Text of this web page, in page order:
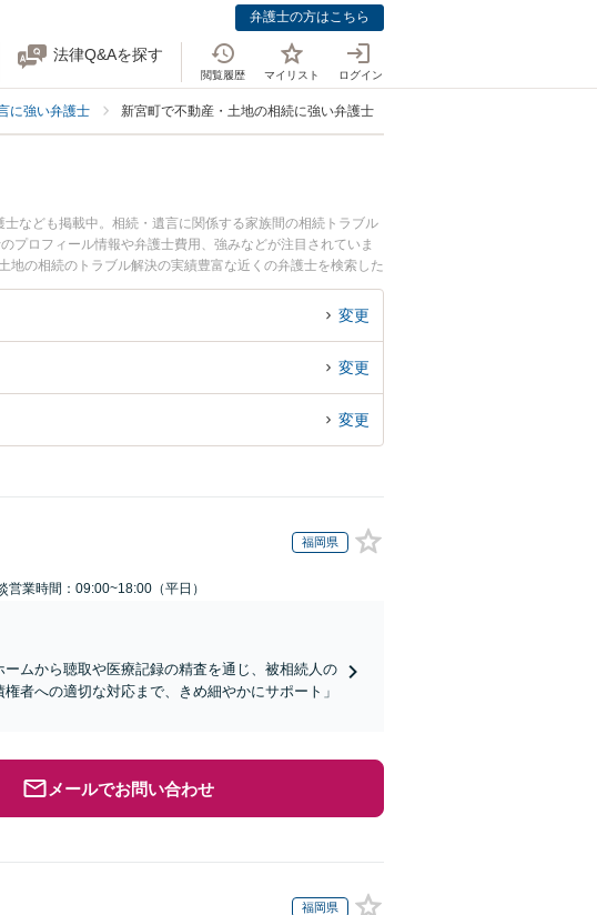
弁護士の方はこちら
法律Q&Aを探す
閲覧履歴 マイリスト ログイン
に強い弁護士 新宮町で不動産・土地の相続に強い弁護士
なども掲載中。相続・遺言に関係する家族間の相続トラブル
プロフィール情報や弁護士費用、強みなどが注目されていま
の相続のトラブル解決の実績豊富な近くの弁護士を検索した
談者さんにおすすめです。
変更
変更
変更
福岡県
営業時間：09:00~18:00（平日）
ムから聴取や医療記録の精査を通じ、被相続人の
者への適切な対応まで、きめ細やかにサポート」
メールでお問い合わせ
福岡県